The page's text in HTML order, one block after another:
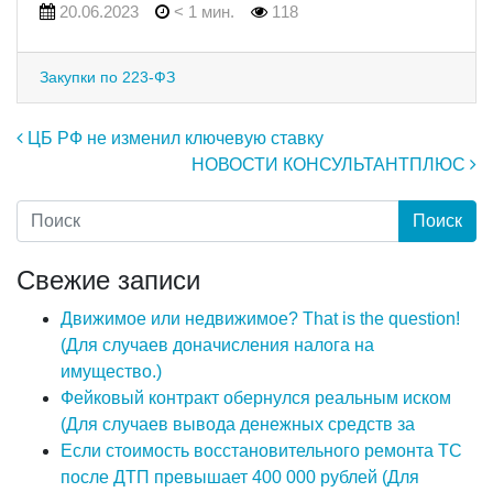
20.06.2023 < 1 мин. 118
Закупки по 223-ФЗ
Навигация по записям
ЦБ РФ не изменил ключевую ставку
НОВОСТИ КОНСУЛЬТАНТПЛЮС
Свежие записи
Движимое или недвижимое? That is the question!
(Для случаев доначисления налога на
имущество.)
Фейковый контракт обернулся реальным иском
(Для случаев вывода денежных средств за
Если стоимость восстановительного ремонта ТС
после ДТП превышает 400 000 рублей (Для